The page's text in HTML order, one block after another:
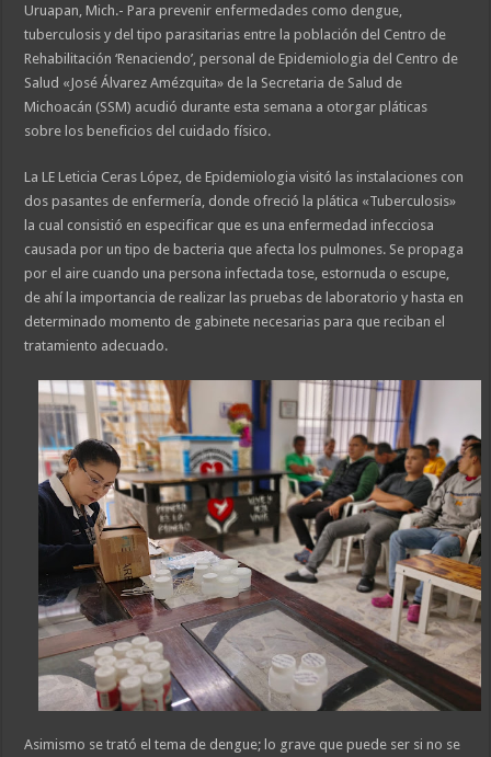
Uruapan, Mich.- Para prevenir enfermedades como dengue,
tuberculosis y del tipo parasitarias entre la población del Centro de
Rehabilitación ‘Renaciendo’, personal de Epidemiologia del Centro de
Salud «José Álvarez Amézquita» de la Secretaria de Salud de
Michoacán (SSM) acudió durante esta semana a otorgar pláticas
sobre los beneficios del cuidado físico.
La LE Leticia Ceras López, de Epidemiologia visitó las instalaciones con
dos pasantes de enfermería, donde ofreció la plática «Tuberculosis»
la cual consistió en especificar que es una enfermedad infecciosa
causada por un tipo de bacteria que afecta los pulmones. Se propaga
por el aire cuando una persona infectada tose, estornuda o escupe,
de ahí la importancia de realizar las pruebas de laboratorio y hasta en
determinado momento de gabinete necesarias para que reciban el
tratamiento adecuado.
Asimismo se trató el tema de dengue; lo grave que puede ser si no se